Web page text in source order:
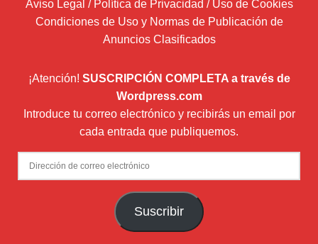
Aviso Legal / Política de Privacidad / Uso de Cookies
Condiciones de Uso y Normas de Publicación de
Anuncios Clasificados
¡Atención! SUSCRIPCIÓN COMPLETA a través de
Wordpress.com
Introduce tu correo electrónico y recibirás un email por
cada entrada que publiquemos.
Dirección
de
Suscribir